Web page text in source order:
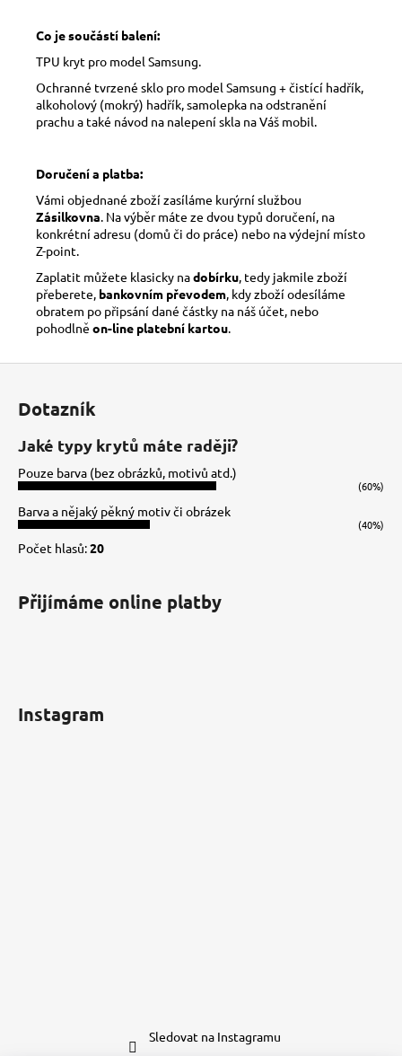
Co je součástí balení:
TPU kryt pro model Samsung.
Ochranné tvrzené sklo pro model Samsung + čistící hadřík,
alkoholový (mokrý) hadřík, samolepka na odstranění
prachu a také návod na nalepení skla na Váš mobil.
Doručení a platba:
Vámi objednané zboží zasíláme kurýrní službou
Zásilkovna . Na výběr máte ze dvou typů doručení, na
konkrétní adresu (domů či do práce) nebo na výdejní místo
Z-point.
Zaplatit můžete klasicky nadobírku , tedy jakmile zboží
přeberete, bankovním převodem , kdy zboží odesíláme
obratem po připsání dané částky na náš účet, nebo
pohodlně on-line platební kartou
Dotazník
Jaké typy krytů máte raději?
Pouze barva (bez obrázků, motivů atd.)
(60%)
Barva a nějaký pěkný motiv či obrázek
(40%)
Počet hlasů:20
Přijímáme online platby
Instagram
Sledovat na Instagramu